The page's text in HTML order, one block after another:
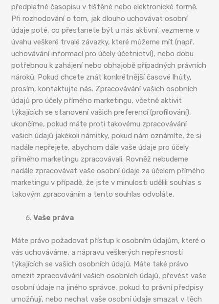
předplatné časopisu v tištěné nebo elektronické formě.
Při rozhodování o tom, jak dlouho uchovávat osobní
údaje poté, co přestanete být u nás aktivní, vezmeme v
úvahu veškeré trvalé závazky, které můžeme mít (např.
uchovávání informací pro účely účetnictví), nebo dobu
potřebnou k zahájení nebo obhajobě případných právních
nároků. Pokud chcete znát konkrétnější časové lhůty,
prosím, kontaktujte nás. Zpracovávání vašich osobních
údajů pro účely přímého marketingu, včetně aktivit
týkajících se stanovení vašich preferencí (profilování),
ukončíme, pokud máte proti takovému zpracovávání
vašich údajů jakékoli námitky, pokud nám oznámíte, že si
nadále nepřejete, abychom dále vaše údaje pro účely
přímého marketingu zpracovávali. Rovněž nebudeme
nadále zpracovávat vaše osobní údaje za účelem přímého
marketingu v případě, že jste v minulosti udělili souhlas s
takovým zpracováním a tento souhlas odvoláte.
Vaše práva
Máte právo požadovat přístup k osobním údajům, které o
vás uchováváme, a nápravu veškerých nepřesností
týkajících se vašich osobních údajů. Máte také právo
omezit zpracovávání vašich osobních údajů, převést vaše
osobní údaje na jiného správce, pokud to právní předpisy
umožňují, nebo nechat vaše osobní údaje smazat v těch